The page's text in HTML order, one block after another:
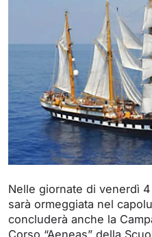
Nelle giornate di venerdì
sarà ormeggiata nel
concluderà anche la
Corso “Aeneas” della